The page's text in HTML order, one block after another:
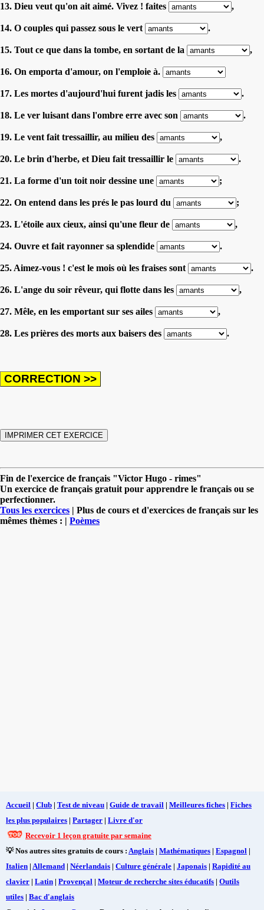
13. Dieu veut qu'on ait aimé. Vivez ! faites ,
14. O couples qui passez sous le vert .
15. Tout ce que dans la tombe, en sortant de la ,
16. On emporta d'amour, on l'emploie à.
17. Les mortes d'aujourd'hui furent jadis les .
18. Le ver luisant dans l'ombre erre avec son .
19. Le vent fait tressaillir, au milieu des ,
20. Le brin d'herbe, et Dieu fait tressaillir le .
21. La forme d'un toit noir dessine une ;
22. On entend dans les prés le pas lourd du ;
23. L'étoile aux cieux, ainsi qu'une fleur de ,
24. Ouvre et fait rayonner sa splendide .
25. Aimez-vous ! c'est le mois où les fraises sont .
26. L'ange du soir rêveur, qui flotte dans les ,
27. Mêle, en les emportant sur ses ailes ,
28. Les prières des morts aux baisers des .
Fin de l'exercice de français "Victor Hugo - rimes"
Un exercice de français gratuit pour apprendre le français ou se
perfectionner.
Tous les exercices | Plus de cours et d'exercices de français sur les
mêmes thèmes : | Poèmes
Accueil | Club | Test de niveau | Guide de travail | Meilleures fiches | Fiches
les plus populaires | Partager | Livre d'or
Recevoir 1 leçon gratuite par semaine
💡 Nos autres sites gratuits de cours : Anglais | Mathématiques | Espagnol |
Italien | Allemand | Néerlandais | Culture générale | Japonais | Rapidité au
clavier | Latin | Provençal | Moteur de recherche sites éducatifs | Outils
utiles | Bac d'anglais